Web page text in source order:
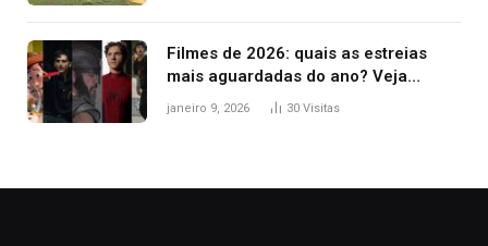
Filmes de 2026: quais as estreias
mais aguardadas do ano? Veja
principais lançamentos do cinema
janeiro 9, 2026 30 Visitas